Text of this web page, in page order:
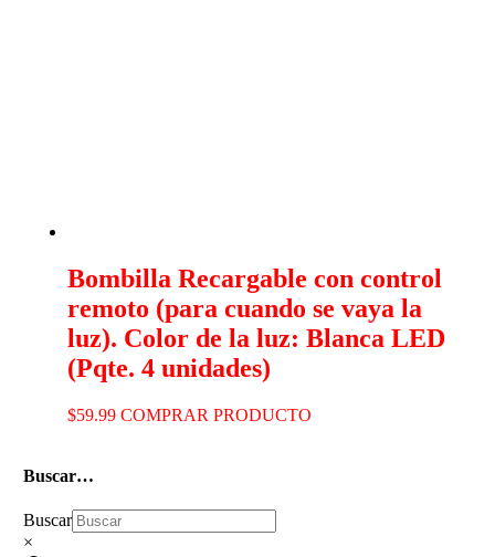
Bombilla Recargable con control
remoto (para cuando se vaya la
luz). Color de la luz: Blanca LED
(Pqte. 4 unidades)
$59.99 COMPRAR PRODUCTO
Buscar…
Buscar
×